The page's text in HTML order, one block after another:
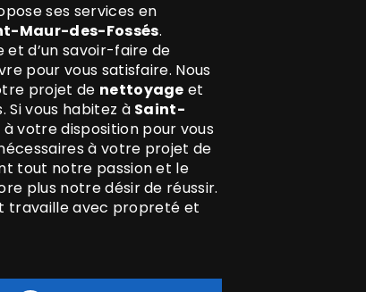
ses services en
Maur-des-Fossés.
et d’un savoir-faire de
pour vous satisfaire. Nous
projet de nettoyage et
Si vous habitez à Saint-
à votre disposition pour vous
à votre projet de
tout notre passion et le
plus notre désir de réussir.
travaille avec propreté et